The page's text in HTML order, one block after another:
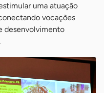
uma atuação
vocações
desenvolvimento